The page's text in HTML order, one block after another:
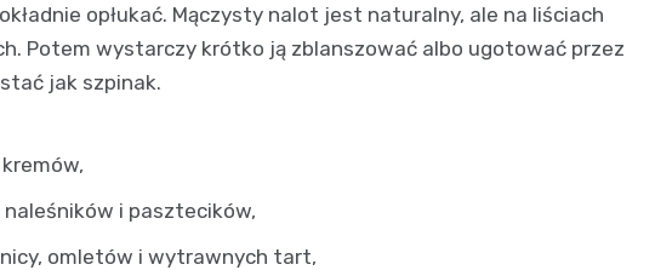
opłukać. Mączysty nalot jest naturalny, ale na liściach
Potem wystarczy krótko ją zblanszować albo ugotować przez
jak szpinak.
kremów,
i pasztecików,
omletów i wytrawnych tart,